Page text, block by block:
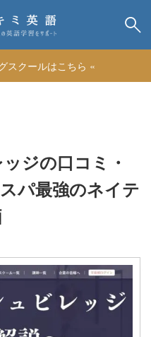
スクールはこちら «
ジの口コミ・
パ最強のネイテ